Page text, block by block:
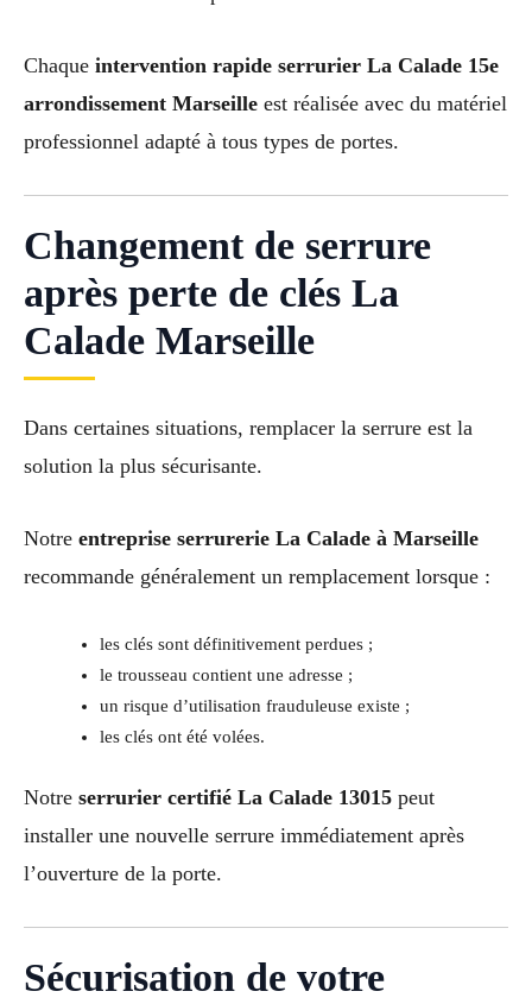
Chaque intervention rapide serrurier La Calade 15e
arrondissement Marseille est réalisée avec du matériel
professionnel adapté à tous types de portes.
Changement de serrure
après perte de clés La
Calade Marseille
Dans certaines situations, remplacer la serrure est la
solution la plus sécurisante.
Notre entreprise serrurerie La Calade à Marseille
recommande généralement un remplacement lorsque :
les clés sont définitivement perdues ;
le trousseau contient une adresse ;
un risque d’utilisation frauduleuse existe ;
les clés ont été volées.
Notre serrurier certifié La Calade 13015 peut
installer une nouvelle serrure immédiatement après
l’ouverture de la porte.
Sécurisation de votre